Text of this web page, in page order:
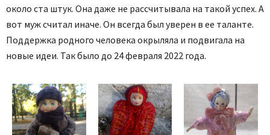
около ста штук. Она даже не рассчитывала на такой успех. А
вот муж считал иначе. Он всегда был уверен в ее таланте.
Поддержка родного человека окрыляла и подвигала на
новые идеи. Так было до 24 февраля 2022 года.